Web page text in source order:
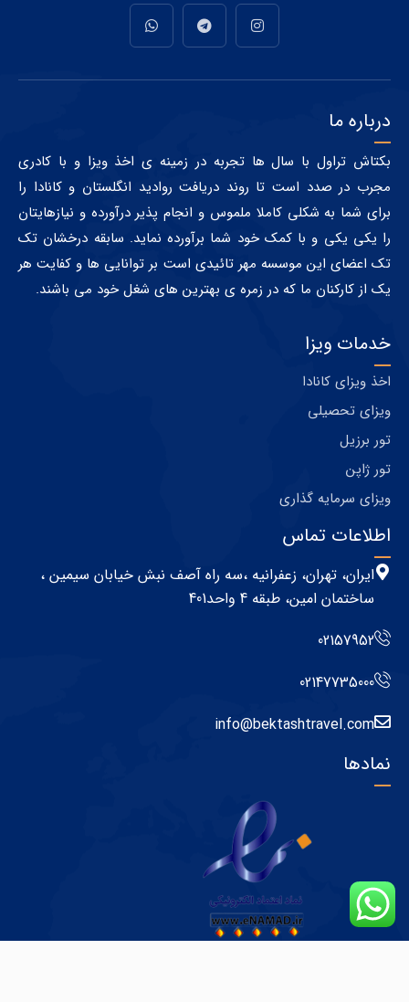
درباره ما
بکتاش تراول با سال ها تجربه در زمینه ی اخذ ویزا و با کادری
مجرب در صدد است تا روند دریافت روادید انگلستان و کانادا را
برای شما به شکلی کاملا ملموس و انجام پذیر درآورده و نیازهایتان
را یکی یکی و با کمک خود شما برآورده نماید. سابقه درخشان تک
تک اعضای این موسسه مهر تائیدی است بر توانایی ها و کفایت هر
یک از کارکنان ما که در زمره ی بهترین های شغل خود می باشند.
خدمات ویزا
اخذ ویزای کانادا
ویزای تحصیلی
تور برزیل
تور ژاپن
ویزای سرمایه گذاری
اطلاعات تماس
ایران، تهران، زعفرانیه ،سه راه آصف نبش خیابان سیمین ،
ساختمان امین، طبقه 4 واحد401
02157952
02147735000
info@bektashtravel.com
نمادها